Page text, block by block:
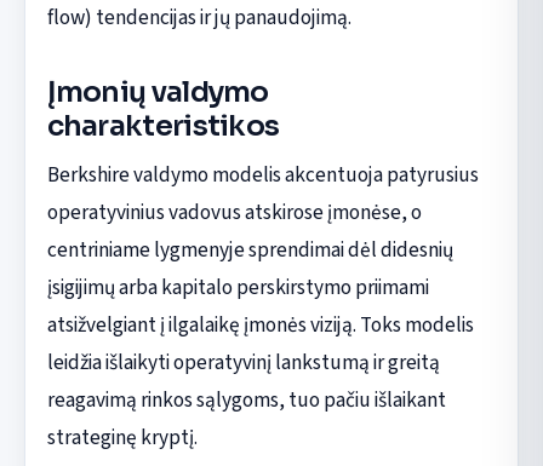
flow) tendencijas ir jų panaudojimą.
Įmonių valdymo
charakteristikos
Berkshire valdymo modelis akcentuoja patyrusius
operatyvinius vadovus atskirose įmonėse, o
centriniame lygmenyje sprendimai dėl didesnių
įsigijimų arba kapitalo perskirstymo priimami
atsižvelgiant į ilgalaikę įmonės viziją. Toks modelis
leidžia išlaikyti operatyvinį lankstumą ir greitą
reagavimą rinkos sąlygoms, tuo pačiu išlaikant
strateginę kryptį.